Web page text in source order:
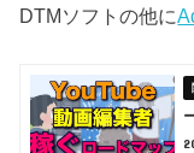
DTMソフトの他に